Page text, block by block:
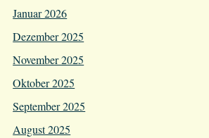
Januar 2026
Dezember 2025
November 2025
Oktober 2025
September 2025
August 2025